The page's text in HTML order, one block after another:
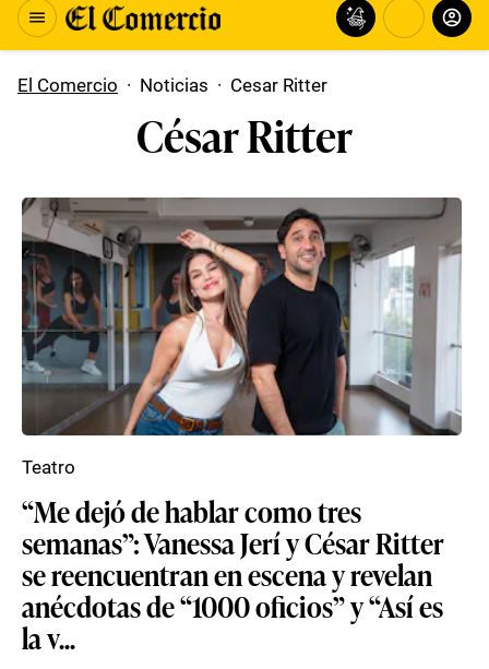
El Comercio · Noticias · Cesar Ritter
César Ritter
“Me dejó de hablar como tres
semanas”: Vanessa Jerí y César Ritter
se reencuentran en escena y revelan
anécdotas de “1000 oficios” y “Así es
la v...
Teatro